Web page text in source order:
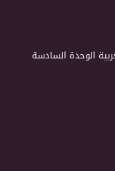
الوحدة السادسة